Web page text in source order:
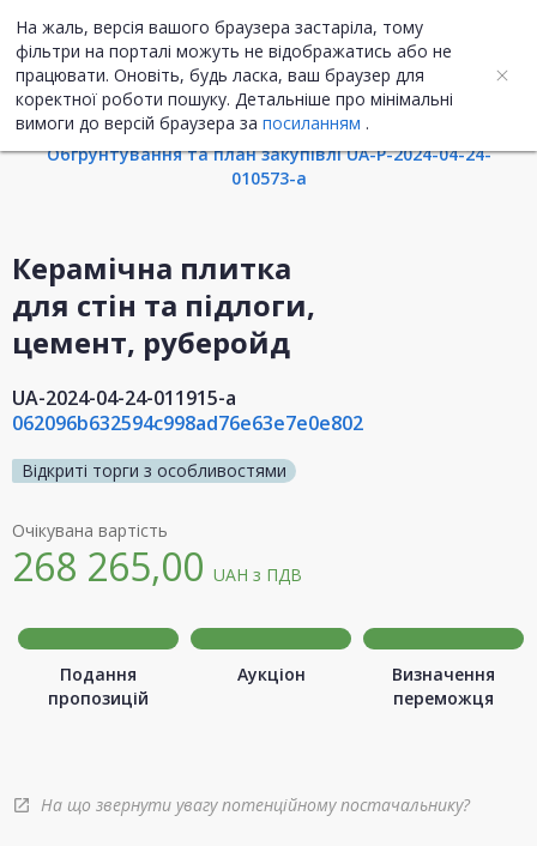
На жаль, версія вашого браузера застаріла, тому
фільтри на порталі можуть не відображатись або не
працювати. Оновіть, будь ласка, ваш браузер для
коректної роботи пошуку. Детальніше про мінімальні
вимоги до версій браузера за посиланням .
UA ENG
Інформація про закупівлю
Обгрунтування та план закупівлі UA-P-2024-04-24-
010573-a
Керамічна плитка
для стін та підлоги,
цемент, руберойд
UA-2024-04-24-011915-a
062096b632594c998ad76e63e7e0e802
Відкриті торги з особливостями
Очікувана вартість
268 265,00 UAH з ПДВ
Подання
пропозицій
Аукціон
Визначення
переможця
open_in_new На що звернути увагу потенційному постачальнику?